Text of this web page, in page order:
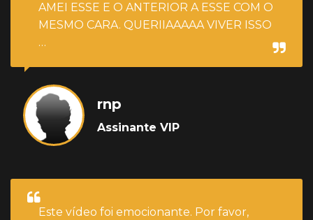
AMEI ESSE E O ANTERIOR A ESSE COM O
MESMO CARA. QUERIIAAAAA VIVER ISSO
…
rnp
Assinante VIP
Este vídeo foi emocionante. Por favor,